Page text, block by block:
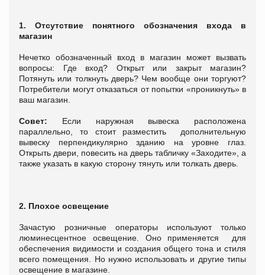
1. Отсутствие понятного обозначения входа в
магазин
Нечетко обозначенный вход в магазин может вызвать
вопросы: Где вход? Открыт или закрыт магазин?
Потянуть или толкнуть дверь? Чем вообще они торгуют?
Потребители могут отказаться от попытки «проникнуть» в
ваш магазин.
Совет: Если наружная вывеска расположена
параллельно, то стоит разместить дополнительную
вывеску перпендикулярно зданию на уровне глаз.
Открыть двери, повесить на дверь табличку «Заходите», а
также указать в какую сторону тянуть или толкать дверь.
2. Плохое освещение
Зачастую розничные операторы используют только
люминесцентное освещение. Оно применяется для
обеспечения видимости и создания общего тона и стиля
всего помещения. Но нужно использовать и другие типы
освещение в магазине.